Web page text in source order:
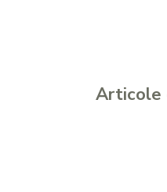
Articole